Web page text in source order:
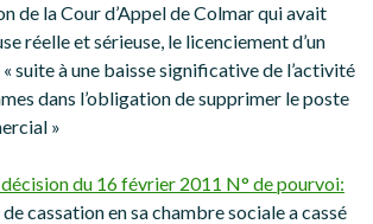
de la Cour d’Appel de Colmar qui avait
réelle et sérieuse, le licenciement d’un
suite à une baisse significative de l’activité
dans l’obligation de supprimer le poste
»
décision du 16 février 2011 N° de pourvoi:
cassation en sa chambre sociale a cassé